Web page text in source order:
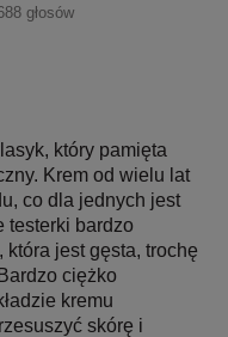
głosów
który pamięta
Krem od wielu lat
co dla jednych jest
testerki bardzo
która jest gęsta, trochę
ciężko
kremu
skórę i